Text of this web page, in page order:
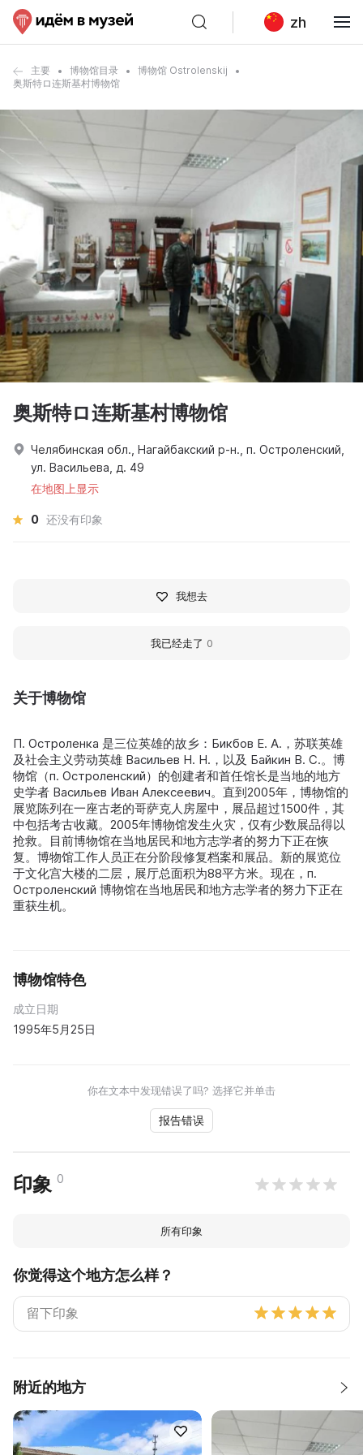
zh
主要 博物馆目录
博物馆 Ostrolenskij
奥斯特ロ连斯基村博物馆
关于博物馆
П. Остроленка 是三位英雄的故乡：Бикбов Е. А.，苏联英雄
及社会主义劳动英雄 Васильев Н. Н.，以及 Байкин В. С.。博
物馆（п. Остроленский）的创建者和首任馆长是当地的地方
史学者 Васильев Иван Алексеевич。直到2005年，博物馆的
展览陈列在一座古老的哥萨克人房屋中，展品超过1500件，其
中包括考古收藏。2005年博物馆发生火灾，仅有少数展品得以
抢救。目前博物馆在当地居民和地方志学者的努力下正在恢
复。博物馆工作人员正在分阶段修复档案和展品。新的展览位
于文化宫大楼的二层，展厅总面积为88平方米。现在，п.
Остроленский 博物馆在当地居民和地方志学者的努力下正在
重获生机。
博物馆特色
成立日期
1995年5月25日
你在文本中发现错误了吗? 选择它并单击
报告错误
印象 0
所有印象
你觉得这个地方怎么样？
附近的地方
奥斯特ロ连斯基村博物馆
Челябинская обл., Нагайбакский р-н., п. Остроленский,
ул. Васильева, д. 49
在地图上显示
0 还没有印象
我想去
我已经走了 0